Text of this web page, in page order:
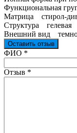
Функциональная
Матрица стирол-
Структура гелевая
Внешний вид
Оставить отзыв
Ваш отзыв был
ФИО *
Отзыв *